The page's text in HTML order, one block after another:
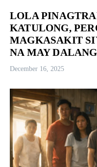
LOLA
KATULONG,
MAGKASAKIT
NA MAY
December 16, 2025